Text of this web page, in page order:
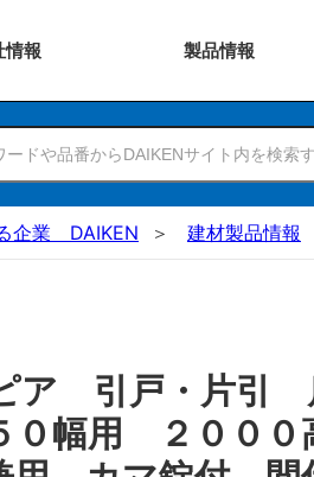
情報 製品情報
企業 DAIKEN 建材製品情報
ア 引戸・片引
０幅用 ２００